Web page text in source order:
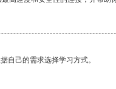
自己的需求选择学习方式。